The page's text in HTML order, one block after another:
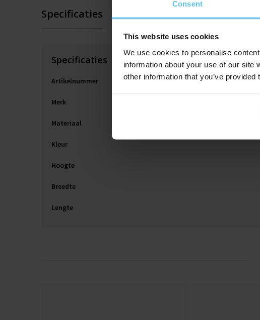
Consent
This website uses cookies
We use cookies to personalise
information about your use of our site
other information that you’ve
Specificaties
Specificaties
Artikelnummer
Merk
Materiaal
Kleur
Hoogte
Breedte
Lengte